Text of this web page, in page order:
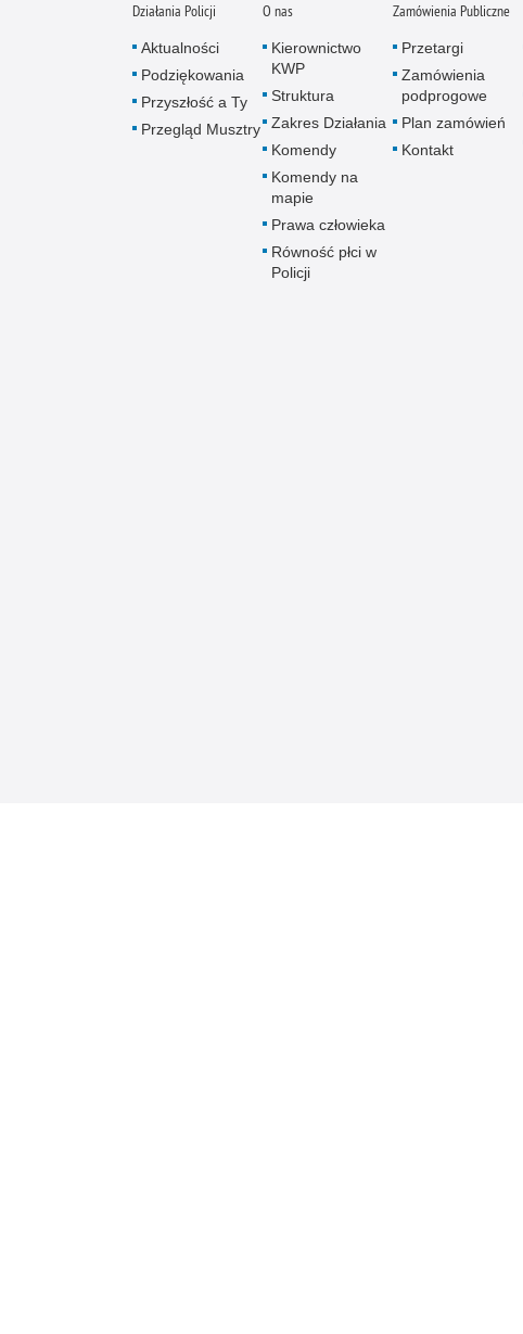
Działania Policji
Aktualności
Podziękowania
Przyszłość a Ty
Przegląd Musztry
O nas
Kierownictwo
KWP
Struktura
Zakres Działania
Komendy
Komendy na
mapie
Prawa człowieka
Równość płci w
Policji
Zamówienia Publiczne
Przetargi
Zamówienia
podprogowe
Plan zamówień
Kontakt